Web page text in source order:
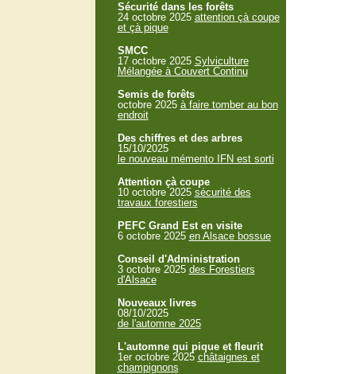
Sécurité dans les forêts
24 octobre 2025 attention çà coupe
et çà pique
SMCC
17 octobre 2025 Sylviculture
Mélangée à Couvert Continu
Semis de forêts
octobre 2025 à faire tomber au bon
endroit
Des chiffres et des arbres
15/10/2025
le nouveau mémento IFN est sorti
Attention çà coupe
10 octobre 2025 sécurité des
travaux forestiers
PEFC Grand Est en visite
6 octobre 2025 en Alsace bossue
Conseil d'Administration
3 octobre 2025 des Forestiers
d'Alsace
Nouveaux livres
08/10/2025
de l'automne 2025
L'automne qui pique et fleurit
1er octobre 2025 châtaignes et
champignons